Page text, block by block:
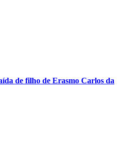
de filho de Erasmo Carlos da